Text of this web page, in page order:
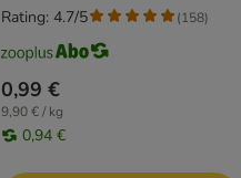
0,99 €
9,90 € / kg
0,94 €
Rating: 4.7/5 (158)